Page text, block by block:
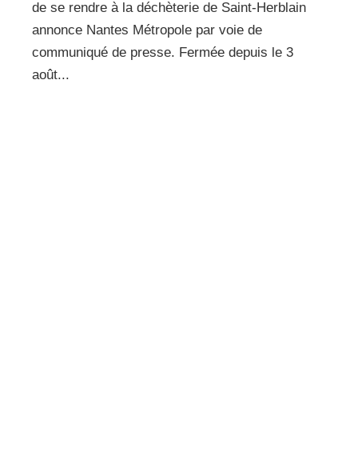
de se rendre à la déchèterie de Saint-Herblain
annonce Nantes Métropole par voie de
communiqué de presse. Fermée depuis le 3
août...